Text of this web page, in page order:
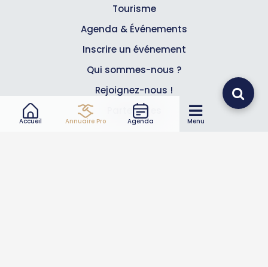
Accueil Annuaire Pro Agenda Menu
Tourisme
Agenda & Événements
Inscrire un événement
Qui sommes-nous ?
Rejoignez-nous !
Partenaires